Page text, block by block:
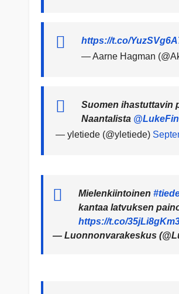
https://t.co/
— Aarne Hagman
Suomen ihastuttavin
Naantalista
— yletiede (@yletiede)
Mielenkiintoinen
kantaa latvuksen
https://t.co/
— Luonnonvarakeskus